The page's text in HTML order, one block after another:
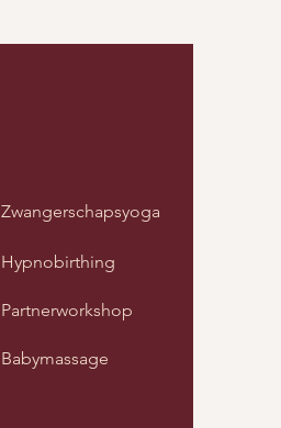
Zwangerschapsyoga
Hypnobirthing
Partnerworkshop
Babymassage